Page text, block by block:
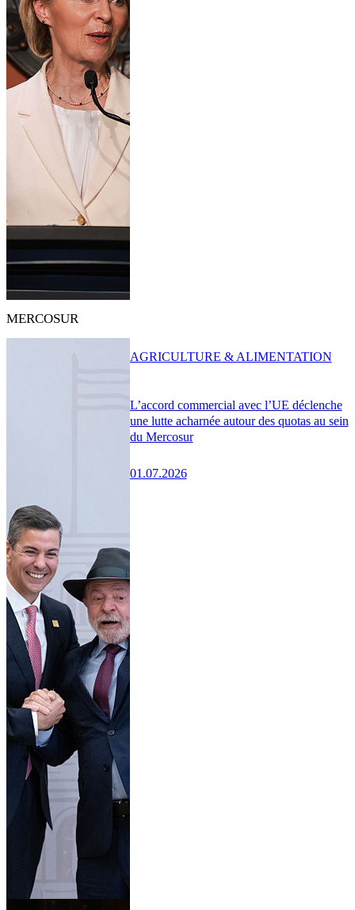
MERCOSUR
L’accord commercial avec l’UE déclenche
une lutte acharnée autour des quotas au sein
du Mercosur
01.07.2026
AGRICULTURE & ALIMENTATION